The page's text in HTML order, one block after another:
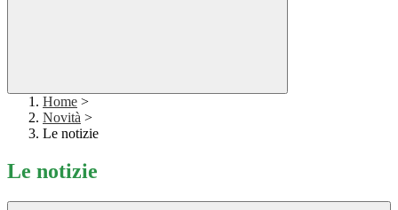
Home >
Novità >
Le notizie
Le notizie